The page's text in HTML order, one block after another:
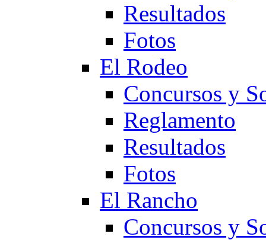
Resultados
Fotos
El Rodeo
Concursos y
Reglamento
Resultados
Fotos
El Rancho
Concursos y